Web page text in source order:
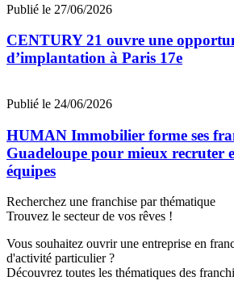
Publié le 27/06/2026
CENTURY 21 ouvre une
d’implantation à Paris 17e
Publié le 24/06/2026
HUMAN Immobilier forme ses
Guadeloupe pour mieux recruter
équipes
Recherchez une franchise par thématique
Trouvez le secteur de vos rêves !
Vous souhaitez ouvrir une entreprise en
d'activité particulier ?
Découvrez toutes les thématiques des